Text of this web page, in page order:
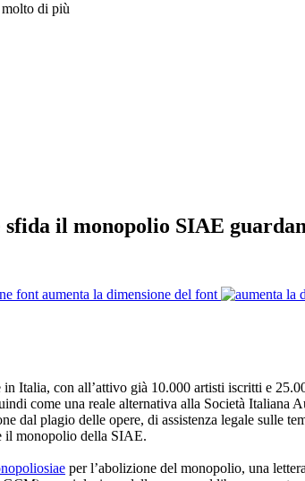
di più
il monopolio SIAE
aumenta la dimensione del font
in Italia, con all’attivo già 10.000 artisti iscritti e
come una reale alternativa alla Società Italiana
dal plagio delle opere, di assistenza legale sulle
il monopolio della SIAE.
per l’abolizione del monopolio, una